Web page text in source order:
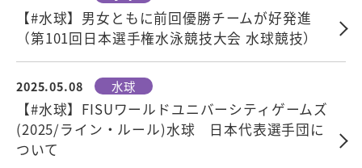
【#水球】男女ともに前回優勝チームが好発進
（第101回日本選手権水泳競技大会 水球競技）
2025.05.08 水球
【#水球】FISUワールドユニバーシティゲームズ
(2025/ライン・ルール)水球 日本代表選手団に
ついて